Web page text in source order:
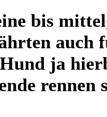
bis
auch
ja
rennen